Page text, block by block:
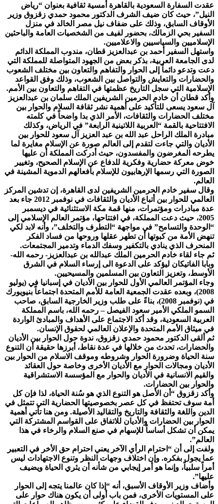
عقدت السفارة السعودية بالقاهرة أمسية ثقافية بعنوان “رياض
النيل”، حيث كان ضيف الشرف الدكتور محمود حمدي زقزوق وزير
الأوقاف السابق، وذلك على ضفاف نيل مصر الخالد في منزل
السفير بحي الزمالك، بحضور لفيف من الشخصيات العامة والباحثين
الإسلاميين والسياسيين والاعلاميين.
واستهل السفير أحمد بن عبدالعزيز قطان، مندوب المملكة الدائم
لدى الجامعة العربية، بذكر بعض من الجهود المتواصلة للمملكة التي
دعت وتدعو دائماً إلى الحوار والتفاهم والتعاون بين مختلف الشعوب
والحضارات والتعايش والتواصل بين الشعوب، وذلك وفق القواعد
الإسلامية التي سجل التاريخ عظمتها في التفاهم والتعاون بين الأمم.
وأكد قطان أن خادم الحرمين الشريفين الملك سلمان بن عبدالعزيز
آل سعود يسعى للتأكيد على أهمية نشر ثقافة السلام والحوار بين
مختلف الحضارات والثقافات، الأمر الذي بدا واضحاً في كلمته
الافتتاحية بالقمة “العربية اللاتينية الرابعة” في الرياض، وكذلك
مبادرة الملك الراحل عبد الله بن عبد العزيز آل سعود للحوار بين
الأديان والتي جاءت لتقدم إلى العالم صورة عن الإسلام مغايرة لما
يطرحه المغرضون والمفسدون، حيث أدركت المملكة أن عليها
خوض معركة حضارية وفكرية للدفاع عن الإسلام الصحيح، وتغيير
الصورة التي رسمها الإرهابيون للإسلام بأفعالهم الدموية المشينة في
العالم.
وقال سفير خادم الحرمين الشريفين لدى القاهرة، إن تدشين المركز
العالمي للحوار بين أتباع الأديان والثقافات في نوفمبر 2012 جاء بعد
عدة مبادرات ومؤتمرات، منها قمة مكة الاستثنائية في ديسمبر
2005، حيث دعت المملكة، في افتتاحها، مؤتمر العالم الإسلامي إلى
“الوحدة والتسامح” في مواجهة “التطرف والتخلف”، وأنه لابد لكي
تنهض الأمة من كبوتها أن تطهر عقلها وروحها من فساد الفكر
المنحرف الذي ينادي بالتكفير وسفك الدماء وتدمير المجتمعات.
ثم جاء لقاء خادم الحرمين الملك عبدالله بن عبدالعزيز- رحمه الله-
وبابا الفاتيكان ليؤكد على الدعوة الى إرساء السلام في الشرق
الأوسط، وتعزيز التعاون بين المسلمين والمسيحيين.
وجاء المؤتمر العالمي الأول للحوار بين الأديان في إسبانيا في (يوليو
2008)، وبعده عقدت الجمعية العامة للأمم المتحدة اجتماعاً بنيويورك
في (نوفمبر 2008)، بناءً على طلب وزير الخارجية السابق، صاحب
السمو الملكي الأمير سعود الفيصل – رحمه الله، باسم المملكة
العربية السعودية، وقد أكد الاجتماع على الأهداف والمبادئ الواردة
في ميثاق الأمم المتحدة والإعلان العالمي لحقوق الإنسان.
ثم ألقى الدكتور محمود حمدي زقزوق، ندوة حول الحوار بين الأديان
والحضارات، تحدث من خلالها في عدة نقاط، أبرزها حقيقة أن التنوع
سنة الحياة وضرورة الحوار وشروطه وموقف الاسلام من الحوار بين
الأديان ومجالات الحوار مع الأديان الأخرى وخاصة حول العقائد
والقيم الانسانية في الأديان والحوار مع المؤسسة الاستشراقية
والحوار بين الحضارات.
وأكد زقزوق “أن الأصل هو التنوع الذي هو سُنة الحياة، لذا فإن كل
أمة سوف تحتفظ في كل عصر بخصوصيتها الحضارية التي تتمثل في
الدين واللغة والثقافة والتاريخ والتقاليد الأصيلة. ومن هنا تأتي أهمية
الحوار بين الحضارات والأديان للاتفاق على القواسم المشتركة التي
يمكن أن تشكل أساساً للإسهام في صنع السلام والرخاء في هذا
العالم”.
ولفت إلى أن “احترام الرأي الآخر يعني احترام حق الأخر في التعبير
عما يجول بفكره. وإن اختلاف وجهات النظر وتنوع الاجتهادات ليس
أمراً سلبياً، وإنما هو أمر إيجابي من شأنه أن يثري الحياة ويضيف
عليها”.
وأضاف وزير الأوقاف الأسبق، أنه “إذا كان عالمنا يتجه إلى الحوار
على المستويات الأخرى، فمن باب أولى أن يكون هناك حوار على